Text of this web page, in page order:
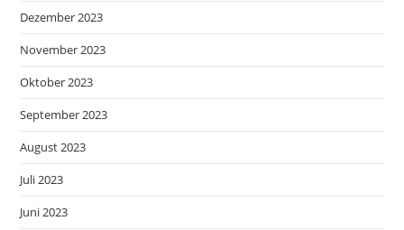
Dezember 2023
November 2023
Oktober 2023
September 2023
August 2023
Juli 2023
Juni 2023